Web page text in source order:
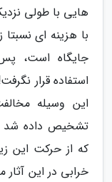
جایگاه است،
استفاده قرار
این وسیله
تشخیص داده شد
که از حرکت این
خرابی در این